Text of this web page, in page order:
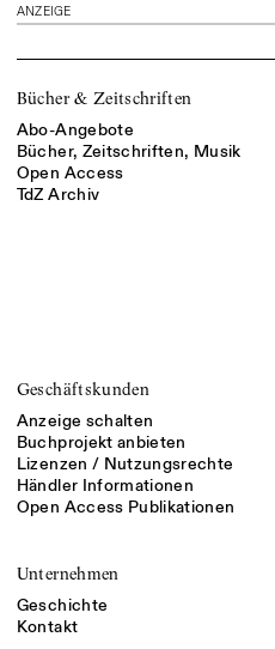
ANZEIGE
Bücher & Zeitschriften
Abo-Angebote
Bücher, Zeitschriften, Musik
Open Access
TdZ Archiv
Geschäftskunden
Anzeige schalten
Buchprojekt anbieten
Lizenzen / Nutzungsrechte
Händler Informationen
Open Access Publikationen
Unternehmen
Geschichte
Kontakt